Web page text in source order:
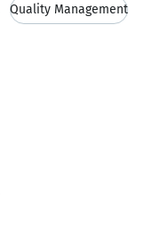
Quality Management